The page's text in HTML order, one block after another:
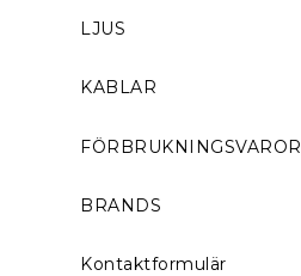
LJUS
KABLAR
FÖRBRUKNINGSVAROR
BRANDS
Kontaktformulär